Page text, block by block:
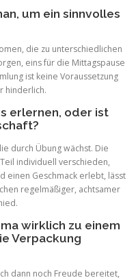
um ein sinnvolles
die zu unterschiedlichen
eins für die Mittagspause
ist keine Voraussetzung
hinderlich.
erlernen, oder ist
durch Übung wächst. Die
individuell verschieden,
einen Geschmack erlebt, lässt
regelmäßiger, achtsamer
wirklich zu einem
Verpackung
dann noch Freude bereitet,